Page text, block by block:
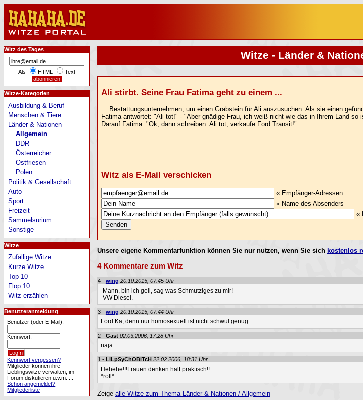
Witze - Länder &
Ali stirbt. Seine Frau Fatima geht zu einem ...
... Bestattungsunternehmen, um einen Grabstein für Ali auszusuchen. Als sie einen
Fatima antwortet: "Ali tot!" - "Aber gnädige Frau, ich weiß nicht wie das in Ihrem Land
Darauf Fatima: "Ok, dann schreiben: Ali tot, verkaufe Ford Transit!"
Witz als E-Mail verschicken
« Empfänger-Adressen
« Name des Absenders
«
Unsere eigene Kommentarfunktion können Sie nur nutzen, wenn Sie sich kostenlos
4 Kommentare zum Witz
4 - wing 20.10.2015, 07:45 Uhr
-Mann, bin ich geil, sag was Schmutziges zu mir!
-VW Diesel.
3 - wing 20.10.2015, 07:44 Uhr
Ford Ka, denn nur homosexuell ist nicht schwul genug.
2 - Gast 02.03.2006, 17:28 Uhr
naja
1 - LiLpSyChOBiTcH 22.02.2006, 18:31 Uhr
Hehehe!!!Frauen denken halt praktisch!!
*rofl*
Zeige alle Witze zum Thema Länder & Nationen / Allgemein
Witz des Tages
Als HTML Text
Witze-Kategorien
Ausbildung & Beruf
Menschen & Tiere
Länder & Nationen
Allgemein
DDR
Österreicher
Ostfriesen
Polen
Politik & Gesellschaft
Auto
Sport
Freizeit
Sammelsurium
Sonstige
Witze
Zufällige Witze
Kurze Witze
Top 10
Flop 10
Witz erzählen
Benutzeranmeldung
Benutzer (oder E-Mail):
Kennwort:
Kennwort vergessen?
Mitglieder können ihre
Lieblingswitze verwalten, im
Forum diskutieren u.v.m. ...
Schon angemeldet?
Mitgliederliste